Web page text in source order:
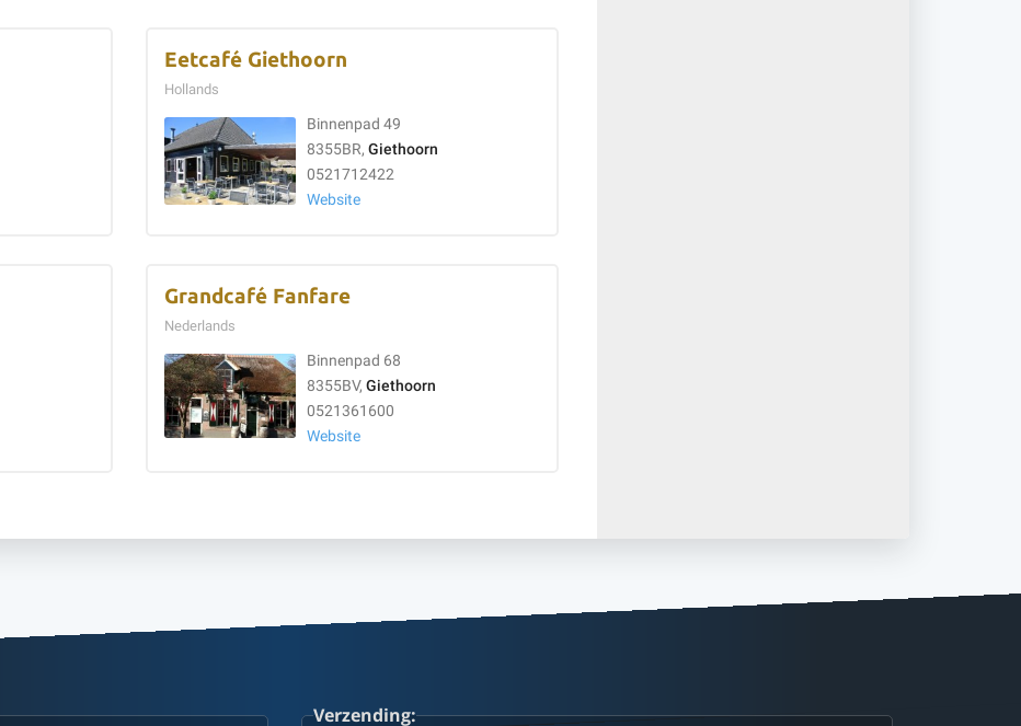
Eetcafé Giethoorn
Hollands
Binnenpad 49
8355BR, Giethoorn
0521712422
Website
Grandcafé Fanfare
Nederlands
Binnenpad 68
8355BV, Giethoorn
0521361600
Website
Verzending: